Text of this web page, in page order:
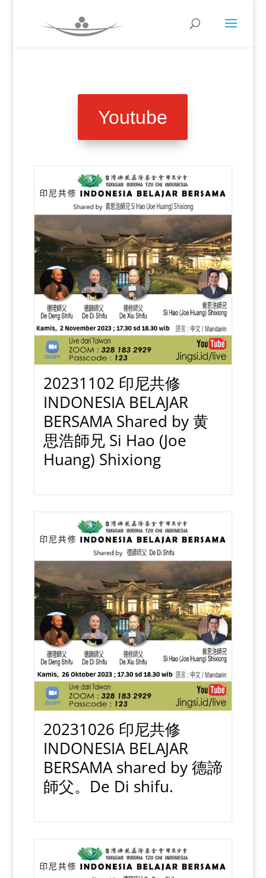
Youtube
20231102 印尼共修
INDONESIA BELAJAR
BERSAMA Shared by 黄
思浩師兄 Si Hao (Joe
Huang) Shixiong
20231026 印尼共修
INDONESIA BELAJAR
BERSAMA shared by 德諦
師父。De Di shifu.